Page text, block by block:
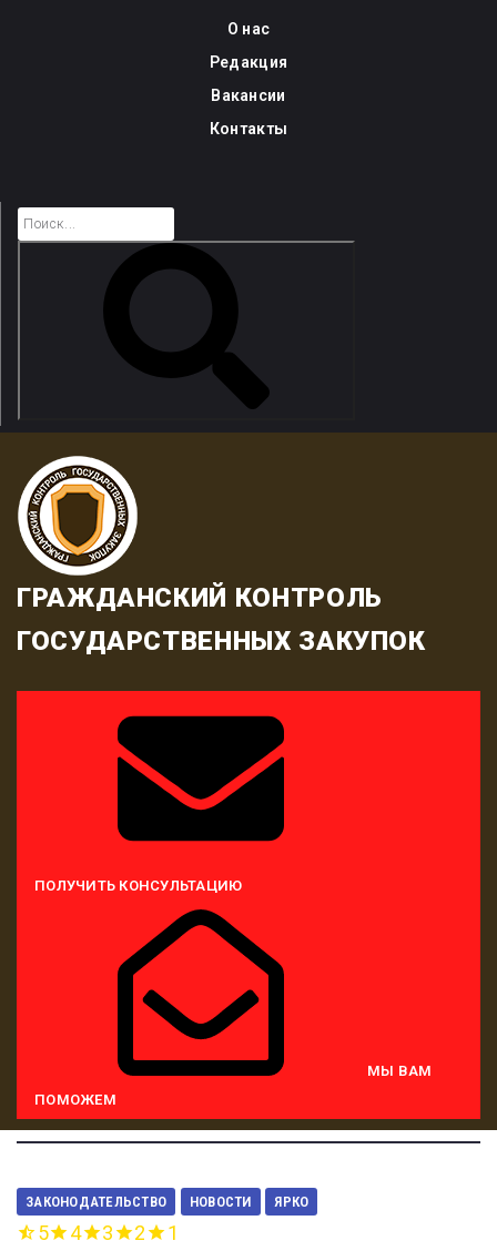
О нас
Редакция
Вакансии
Контакты
ГРАЖДАНСКИЙ КОНТРОЛЬ
ГОСУДАРСТВЕННЫХ ЗАКУПОК
ПОЛУЧИТЬ КОНСУЛЬТАЦИЮ
МЫ ВАМ
ПОМОЖЕМ
ЗАКОНОДАТЕЛЬСТВО НОВОСТИ ЯРКО
5 4 3 2 1